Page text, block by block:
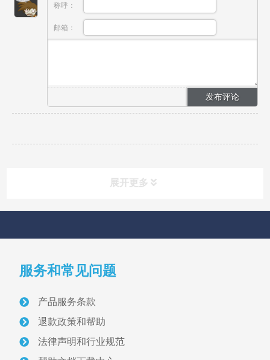
称呼：
邮箱：
展开更多
首页
关于我们
服务和常见问题
产品服务条款
退款政策和帮助
法律声明和行业规范